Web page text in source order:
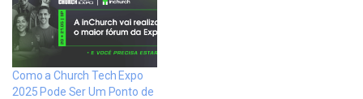
Como a Church Tech Expo
2025 Pode Ser Um Ponto de